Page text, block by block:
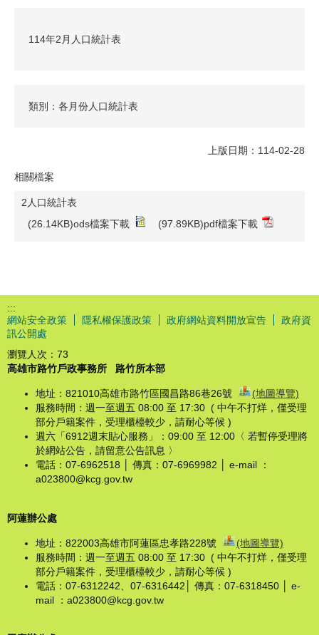
114年2月人口統計表
類別：各月份人口統計表
上版日期：114-02-28
相關檔案
2人口統計表
(26.14KB)ods檔案下載
(97.89KB)pdf檔案下載
:::
網站安全政策
隱私權保護政策 政府網站資料開放宣告
政府資
訊公開處
瀏覽人次： 73
高雄市路竹戶政事務所
路竹所本部
地址：821010高雄市路竹區國昌路86巷26號
(地圖導覽)
服務時間：週一至週五 08:00 至 17:30 ( 中午不打烊，僅受理
部分戶籍案件，受理櫃檯較少，請耐心等候 )
週六「6912週末貼心服務」：09:00 至 12:00〈 若暫停受理將
於網站公告，請留意公告訊息 〉
電話：07-6962518 │ 傳真：07-6969982 │ e-mail ：
a023800@kcg.gov.tw
阿蓮辦公處
地址：822003高雄市阿蓮區忠孝路228號
(地圖導覽)
服務時間：週一至週五 08:00 至 17:30 ( 中午不打烊，僅受理
部分戶籍案件，受理櫃檯較少，請耐心等候 )
電話：07-6312242、07-6316442│ 傳真：07-6318450 │ e-
mail ：a023800@kcg.gov.tw